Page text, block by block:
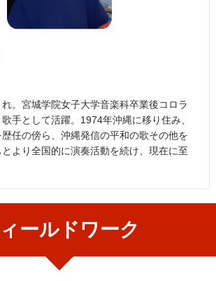
。宮城学院女子大学音楽科卒業後コロラ
手として活躍。1974年沖縄に移り住み、
任の傍ら、沖縄発信の平和の歌その他を
より全国的に演奏活動を続け、現在に至
ールドワーク